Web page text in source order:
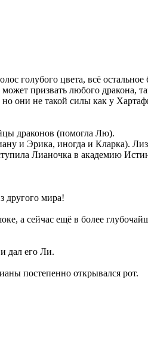
голубого цвета, всё
призвать любого дракона,
но они не такой силы как у
драконов (помогла Лю).
и Эрика, иногда и Кларка).
Лианочка в академию
другого мира!
а сейчас ещё в более
дал его Ли.
постепенно открывался рот.